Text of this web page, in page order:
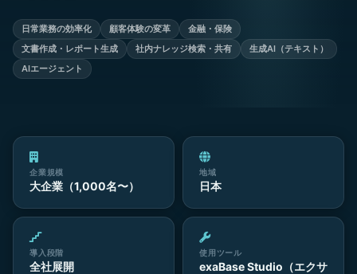
日常業務の効率化 顧客体験の変革
金融・保険
文書作成・レポート生成
社内ナレッジ検索・共有
生成AI（テキスト）
AIエージェント
企業規模
大企業（1,000名〜）
地域
日本
導入段階
全社展開
使用ツール
exaBase Studio（エクサ